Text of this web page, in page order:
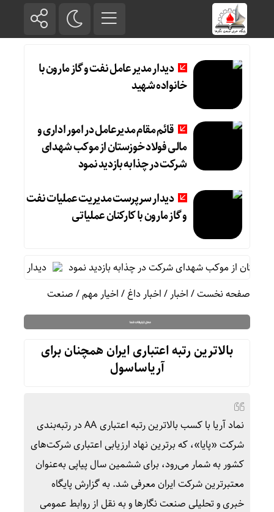
دیدار مدیر عامل نفت و گاز مارون با
خانواده شهید
قائم مقام مدیرعامل در امور اداری و
مالی فولاد خوزستان از موکب شهدای
شرکت در چذابه بازدید نمود
دیدار سرپرست مدیریت عملیات نفت
و گاز مارون با کارکنان عملیاتی
از موکب شهدای شرکت در چذابه بازدید نمود
دیدار سرپرست
صفحه نخست/اخبار/اخبار داغ/اخیار مهم/صنعت
بالاترین رتبه اعتباری ایران همچنان برای
آریاساسول
نماد آریا با کسب بالاترین رتبه اعتباری AA در رتبه‌بندی
شرکت «پایا»، که برترین نهاد ارزیابی اعتباری شرکت‌های
کشور به شمار می‌رود، برای ششمین سال پیاپی به‌عنوان
معتبرترین شرکت ایران معرفی شد. به گزارش پایگاه
خبری و تحلیلی صنعت نگارها و به نقل از روابط عمومی